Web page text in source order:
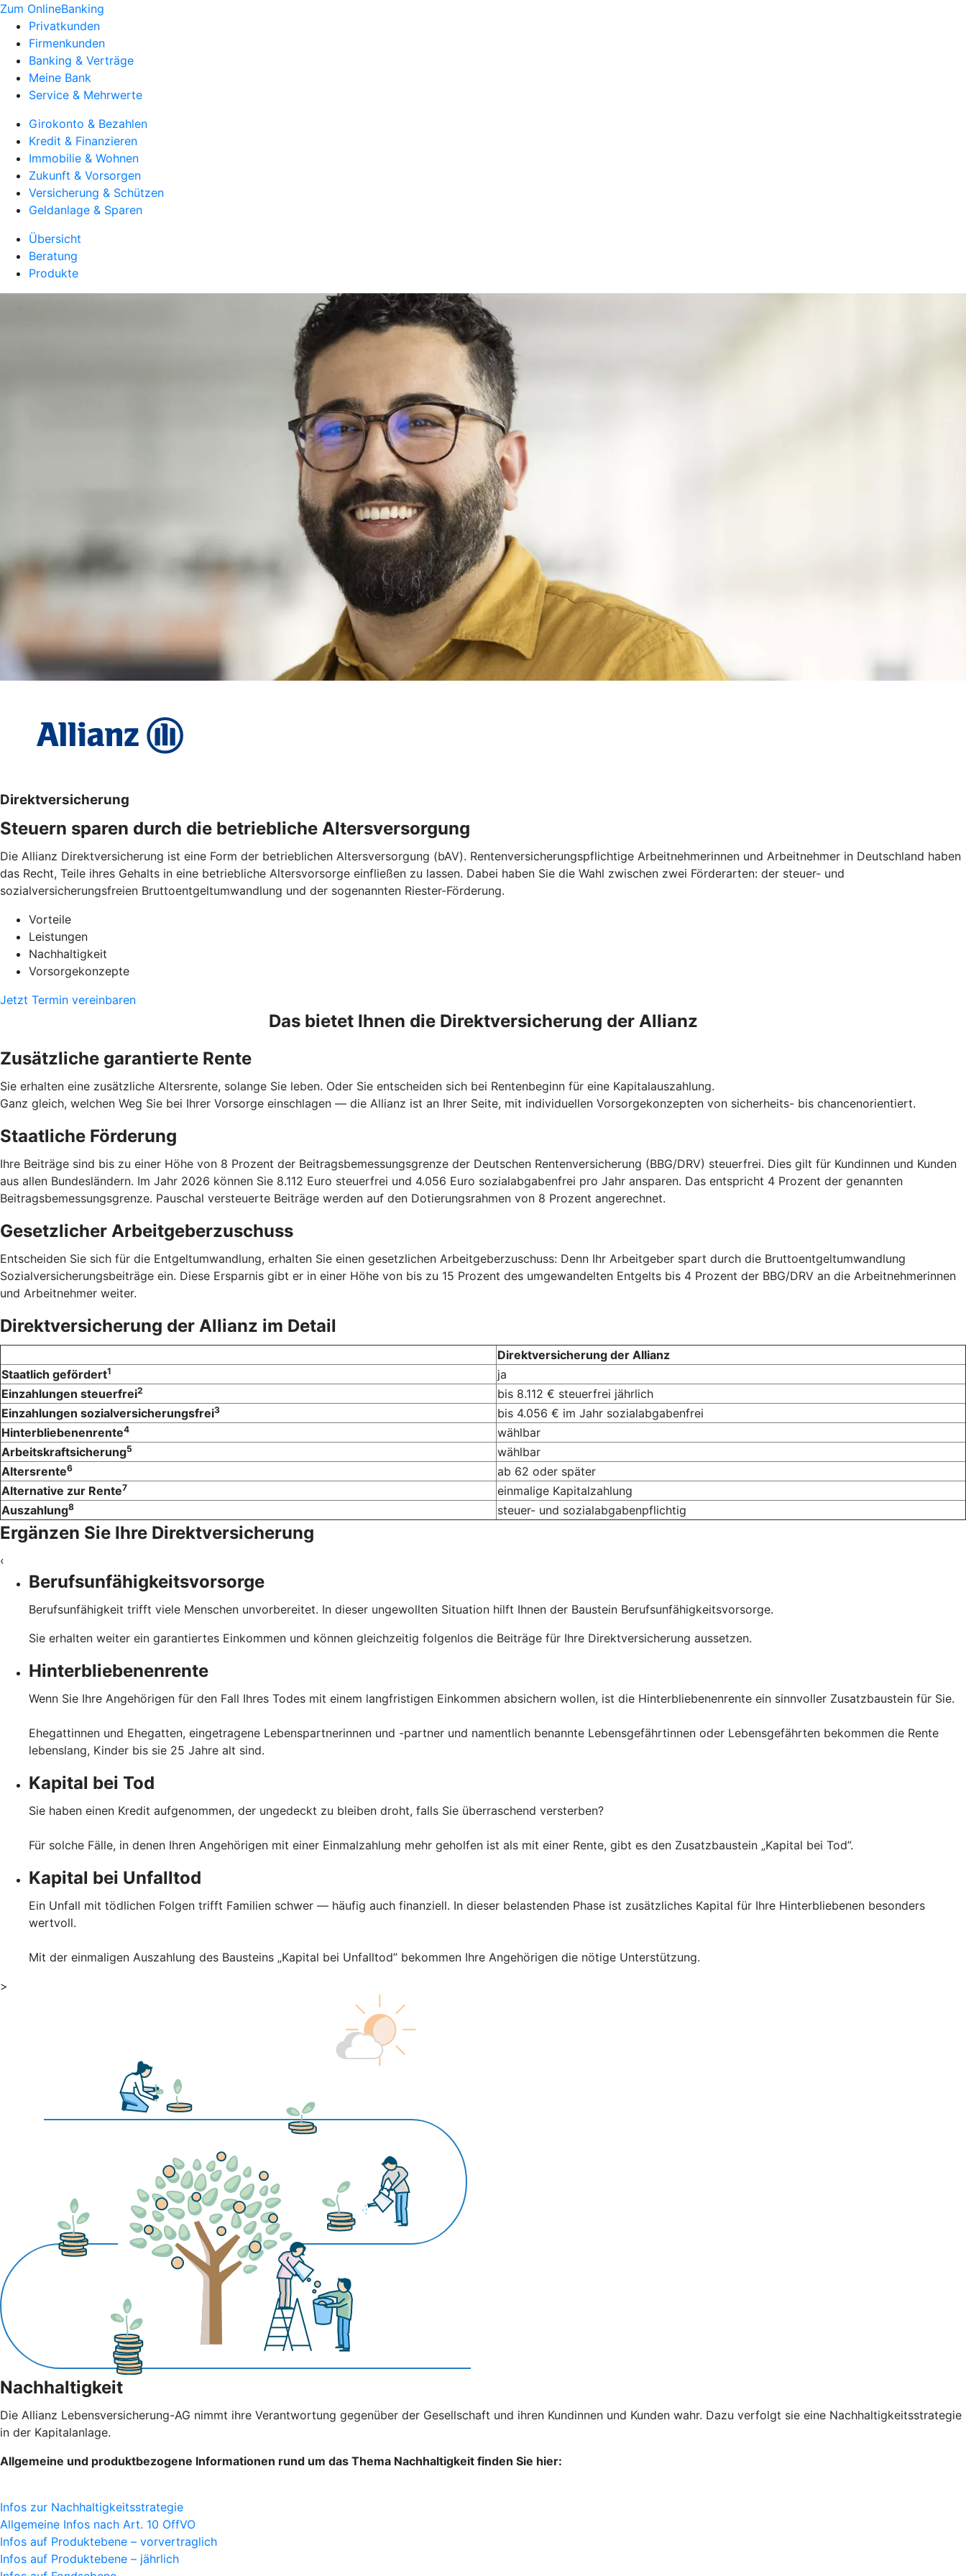
Zum OnlineBanking
Privatkunden
Firmenkunden
Banking & Verträge
Meine Bank
Service & Mehrwerte
Girokonto & Bezahlen
Kredit & Finanzieren
Immobilie & Wohnen
Zukunft & Vorsorgen
Versicherung & Schützen
Geldanlage & Sparen
Übersicht
Beratung
Produkte
Direktversicherung
Steuern sparen durch die betriebliche Altersversorgung
Die Allianz Direktversicherung ist eine Form der betrieblichen Altersversorgung (bAV). Rentenversicherungspflichtige Arbeitnehmerinnen und Arbeitnehmer in Deutschland haben
das Recht, Teile ihres Gehalts in eine betriebliche Altersvorsorge einfließen zu lassen. Dabei haben Sie die Wahl zwischen zwei Förderarten: der steuer- und
sozialversicherungsfreien Bruttoentgeltumwandlung und der sogenannten Riester-Förderung.
Vorteile
Leistungen
Nachhaltigkeit
Vorsorgekonzepte
Jetzt Termin vereinbaren
Das bietet Ihnen die Direktversicherung der Allianz
Zusätzliche garantierte Rente
Sie erhalten eine zusätzliche Altersrente, solange Sie leben. Oder Sie entscheiden sich bei Rentenbeginn für eine Kapitalauszahlung.
Ganz gleich, welchen Weg Sie bei Ihrer Vorsorge einschlagen — die Allianz ist an Ihrer Seite, mit individuellen Vorsorgekonzepten von sicherheits- bis chancenorientiert.
Staatliche Förderung
Ihre Beiträge sind bis zu einer Höhe von 8 Prozent der Beitragsbemessungsgrenze der Deutschen Rentenversicherung (BBG/DRV) steuerfrei. Dies gilt für Kundinnen und Kunden
aus allen Bundesländern. Im Jahr 2026 können Sie 8.112 Euro steuerfrei und 4.056 Euro sozialabgabenfrei pro Jahr ansparen. Das entspricht 4 Prozent der genannten
Beitragsbemessungsgrenze. Pauschal versteuerte Beiträge werden auf den Dotierungsrahmen von 8 Prozent angerechnet.
Gesetzlicher Arbeitgeberzuschuss
Entscheiden Sie sich für die Entgeltumwandlung, erhalten Sie einen gesetzlichen Arbeitgeberzuschuss: Denn Ihr Arbeitgeber spart durch die Bruttoentgeltumwandlung
Sozialversicherungsbeiträge ein. Diese Ersparnis gibt er in einer Höhe von bis zu 15 Prozent des umgewandelten Entgelts bis 4 Prozent der BBG/DRV an die Arbeitnehmerinnen
und Arbeitnehmer weiter.
Direktversicherung der Allianz im Detail
Direktversicherung der Allianz
Staatlich gefördert1
ja
Einzahlungen steuerfrei2
bis 8.112 € steuerfrei jährlich
Einzahlungen sozialversicherungsfrei3
bis 4.056 € im Jahr sozialabgabenfrei
Hinterbliebenenrente4
wählbar
Arbeitskraftsicherung5
wählbar
Altersrente6
ab 62 oder später
Alternative zur Rente7
einmalige Kapitalzahlung
Auszahlung8 steuer- und sozialabgabenpflichtig
Ergänzen Sie Ihre Direktversicherung
‹
Berufsunfähigkeitsvorsorge
Berufsunfähigkeit trifft viele Menschen unvorbereitet. In dieser ungewollten Situation hilft Ihnen der Baustein Berufsunfähigkeitsvorsorge.
Sie erhalten weiter ein garantiertes Einkommen und können gleichzeitig folgenlos die Beiträge für Ihre Direktversicherung aussetzen.
Hinterbliebenenrente
Wenn Sie Ihre Angehörigen für den Fall Ihres Todes mit einem langfristigen Einkommen absichern wollen, ist die Hinterbliebenenrente ein sinnvoller Zusatzbaustein für Sie.
Ehegattinnen und Ehegatten, eingetragene Lebenspartnerinnen und -partner und namentlich benannte Lebensgefährtinnen oder Lebensgefährten bekommen die Rente
lebenslang, Kinder bis sie 25 Jahre alt sind.
Kapital bei Tod
Sie haben einen Kredit aufgenommen, der ungedeckt zu bleiben droht, falls Sie überraschend versterben?
Für solche Fälle, in denen Ihren Angehörigen mit einer Einmalzahlung mehr geholfen ist als mit einer Rente, gibt es den Zusatzbaustein „Kapital bei Tod”.
Kapital bei Unfalltod
Ein Unfall mit tödlichen Folgen trifft Familien schwer — häufig auch finanziell. In dieser belastenden Phase ist zusätzliches Kapital für Ihre Hinterbliebenen besonders
wertvoll.
Mit der einmaligen Auszahlung des Bausteins „Kapital bei Unfalltod” bekommen Ihre Angehörigen die nötige Unterstützung.
>
Nachhaltigkeit
Die Allianz Lebensversicherung-AG nimmt ihre Verantwortung gegenüber der Gesellschaft und ihren Kundinnen und Kunden wahr. Dazu verfolgt sie eine Nachhaltigkeitsstrategie
in der Kapitalanlage.
Allgemeine und produktbezogene Informationen rund um das Thema Nachhaltigkeit finden Sie hier:
Infos zur Nachhaltigkeitsstrategie
Allgemeine Infos nach Art. 10 OffVO
Infos auf Produktebene – vorvertraglich
Infos auf Produktebene – jährlich